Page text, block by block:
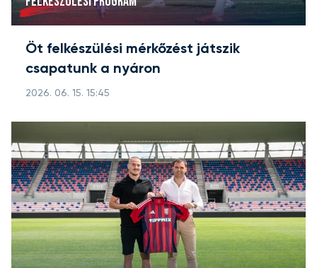
Öt felkészülési mérkőzést játszik
csapatunk a nyáron
2026. 06. 15. 15:45